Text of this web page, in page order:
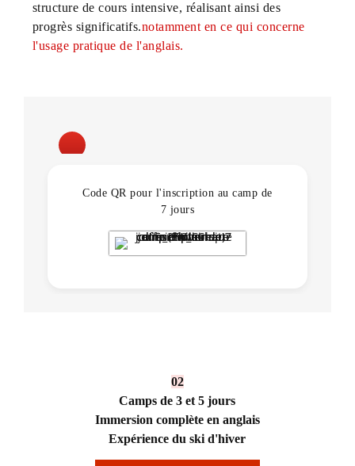
structure de cours intensive, réalisant ainsi des
progrès significatifs.notamment en ce qui concerne
l'usage pratique de l'anglais.
Code QR pour l'inscription au camp de
7 jours
02
Camps de 3 et 5 jours
Immersion complète en anglais
Expérience du ski d'hiver